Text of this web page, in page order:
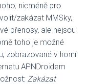
nicméně pro
zakázat MMSky,
přenosy, ale nejsou
toho je možné
zobrazované v horní
APNDroidem
Zakázat